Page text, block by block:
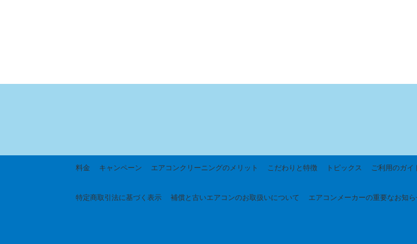
料金 キャンペーン エアコンクリーニングのメリット こだわりと特徴 トピックス ご利用のガイ
特定商取引法に基づく 表示 補償と古いエアコンのお取扱いについて エアコンメーカーの重要なお知